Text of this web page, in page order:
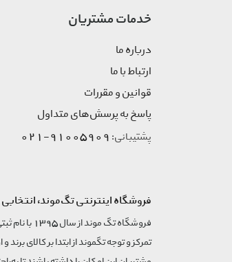
خدمات مشتریان
درباره ما
ارتباط با ما
قوانین و مقررات
پاسخ به پرسش‌های متداول
پشتیبانی: 91005909-021
فروشگاه اینترنتی تگ‌موند،
تمرکز و توجه تگموند از ابتدا بر کالای برند